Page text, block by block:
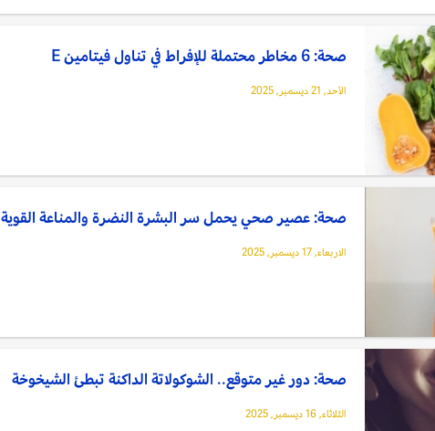
صحة: 6 مخاطر محتملة للإفراط في تناول فيتامين E
الأحد, 21 ديسمبر, 2025
صحة: عصير صحي يحمل سر البشرة النضرة والمناعة القوية
الاربعاء, 17 ديسمبر, 2025
صحة: دور غير متوقع.. الشوكولاتة الداكنة تبطئ الشيخوخة
الثلاثاء, 16 ديسمبر, 2025